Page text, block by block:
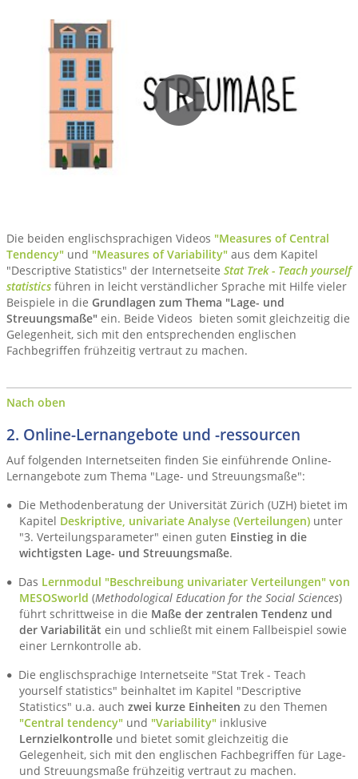
Die beiden englischsprachigen Videos "Measures of Central
Tendency" und "Measures of Variability" aus dem Kapitel
"Descriptive Statistics" der Internetseite Stat Trek - Teach yourself
statistics führen in leicht verständlicher Sprache mit Hilfe vieler
Beispiele in die Grundlagen zum Thema "Lage- und
Streuungsmaße" ein. Beide Videos bieten somit gleichzeitig die
Gelegenheit, sich mit den entsprechenden englischen
Fachbegriffen frühzeitig vertraut zu machen.
Nach oben
2. Online-Lernangebote und -ressourcen
Auf folgenden Internetseiten finden Sie einführende Online-
Lernangebote zum Thema "Lage- und Streuungsmaße":
Die Methodenberatung der Universität Zürich (UZH) bietet im
Kapitel Deskriptive, univariate Analyse (Verteilungen) unter
"3. Verteilungsparameter" einen guten Einstieg in die
wichtigsten Lage- und Streuungsmaße.
Das Lernmodul "Beschreibung univariater Verteilungen" von
MESOSworld (Methodological Education for the Social Sciences)
führt schrittweise in die Maße der zentralen Tendenz und
der Variabilität ein und schließt mit einem Fallbeispiel sowie
einer Lernkontrolle ab.
Die englischsprachige Internetseite "Stat Trek - Teach
yourself statistics" beinhaltet im Kapitel "Descriptive
Statistics" u.a. auch zwei kurze Einheiten zu den Themen
"Central tendency" und "Variability" inklusive
Lernzielkontrolle und bietet somit gleichzeitig die
Gelegenheit, sich mit den englischen Fachbegriffen für Lage-
und Streuungsmaße frühzeitig vertraut zu machen.